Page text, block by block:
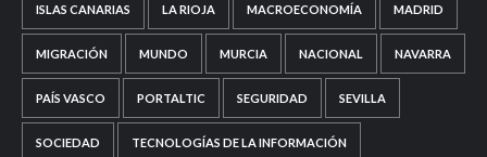
ISLAS CANARIAS LA RIOJA MACROECONOMÍA MADRID
MIGRACIÓN MUNDO MURCIA NACIONAL NAVARRA
PAÍS VASCO PORTALTIC SEGURIDAD SEVILLA
SOCIEDAD TECNOLOGÍAS DE LA INFORMACIÓN